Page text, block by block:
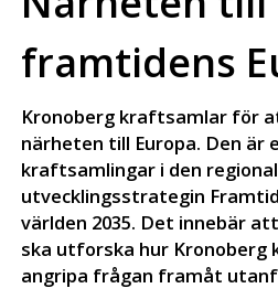
framtidens
Kronoberg kraftsamlar för
närheten till Europa. Den är
kraftsamlingar i den
utvecklingsstrategin
världen 2035. Det innebär
ska utforska hur
angripa frågan framåt